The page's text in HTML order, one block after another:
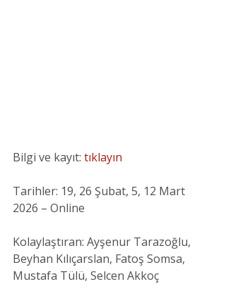
Bilgi ve kayıt: tıklayın
Tarihler: 19, 26 Şubat, 5, 12 Mart
2026 – Online
Kolaylaştıran: Ayşenur Tarazoğlu,
Beyhan Kılıçarslan, Fatoş Somsa,
Mustafa Tülü, Selcen Akkoç